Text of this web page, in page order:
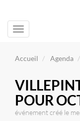
Toggle
navigation
Accueil Agenda
POUR
événement créé le